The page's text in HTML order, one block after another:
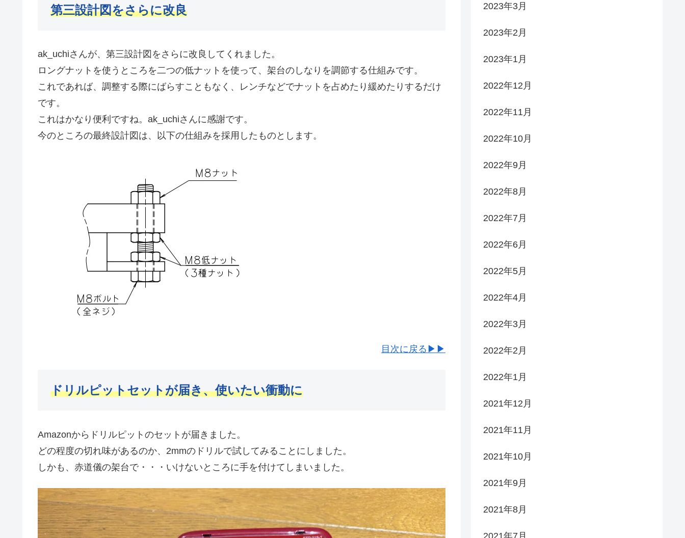
第三設計図をさらに改良
ak_uchiさんが、第三設計図をさらに改良してくれました。
ロングナットを使うところを二つの低ナットを使って、架台のしなりを調節する仕組みです。
これであれば、調整する際にばらすこともなく、レンチなどでナットを占めたり緩めたりするだけ
です。
これはかなり便利ですね。ak_uchiさんに感謝です。
今のところの最終設計図は、以下の仕組みを採用したものとします。
目次に戻る▶▶
ドリルピットセットが届き、使いたい衝動に
Amazonからドリルピットのセットが届きました。
どの程度の切れ味があるのか、2mmのドリルで試してみることにしました。
しかも、赤道儀の架台で・・・いけないところに手を付けてしまいました。
2023年3月
2023年2月
2023年1月
2022年12月
2022年11月
2022年10月
2022年9月
2022年8月
2022年7月
2022年6月
2022年5月
2022年4月
2022年3月
2022年2月
2022年1月
2021年12月
2021年11月
2021年10月
2021年9月
2021年8月
2021年7月